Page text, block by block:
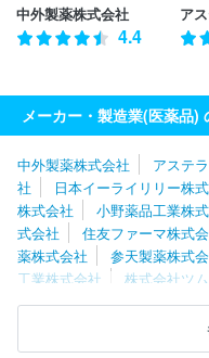
中外製薬株式会社
4.4
メーカー・製造業(医薬品)
中外製薬株式会社 アステ
社
日本イーライリリー株
株式会社
小野薬品工業株
式会社
住友ファーマ株式
薬株式会社
参天製薬株式
工業株式会社
株式会社ツ
社
常盤薬品工業株式会社
陽進堂ホールディング
製薬株式会社